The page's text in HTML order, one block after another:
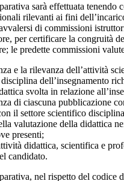
sarà effettuata tenendo
rilevanti ai fini
di commissioni
per certificare la congruità
le predette commissioni
e la rilevanza dell’attività
dell’insegnamento
svolta in relazione
di ciascuna pubblicazione
il settore scientifico
valutazione della didattica
presenti;
didattica, scientifica e
candidato.
nel rispetto del codice